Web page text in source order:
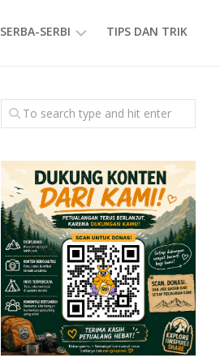
SERBA-SERBI
GAYA
HIDUP
TIPS DAN TRIK